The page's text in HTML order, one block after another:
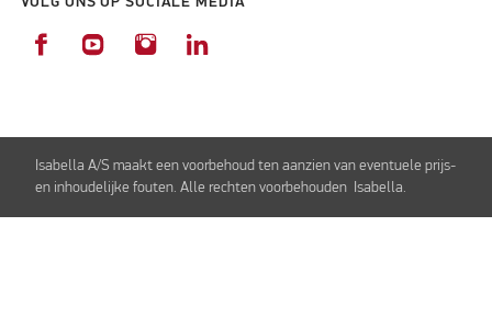
Isabella A/S maakt een voorbehoud ten aanzien van eventuele prijs-
en inhoudelijke fouten. Alle rechten voorbehouden Isabella.